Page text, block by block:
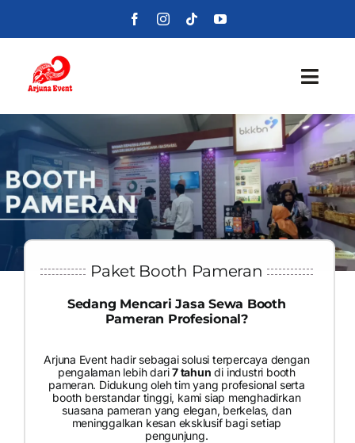
Beranda
Layanan
Foto
Portofolio
Blog
PRICELIST
Hubungi Kami
Paket Booth Pameran
Sedang Mencari Jasa Sewa Booth
Pameran Profesional?
Arjuna Event hadir sebagai solusi terpercaya dengan
pengalaman lebih dari7 tahun di industri booth
pameran. Didukung oleh tim yang profesional serta
booth berstandar tinggi, kami siap menghadirkan
suasana pameran yang elegan, berkelas, dan
meninggalkan kesan eksklusif bagi setiap
pengunjung.